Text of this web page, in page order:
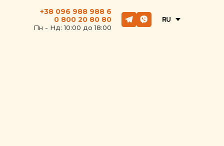
+38 096 988 988 6
0 800 20 80 80
Пн - Hд: 10:00 до 18:00